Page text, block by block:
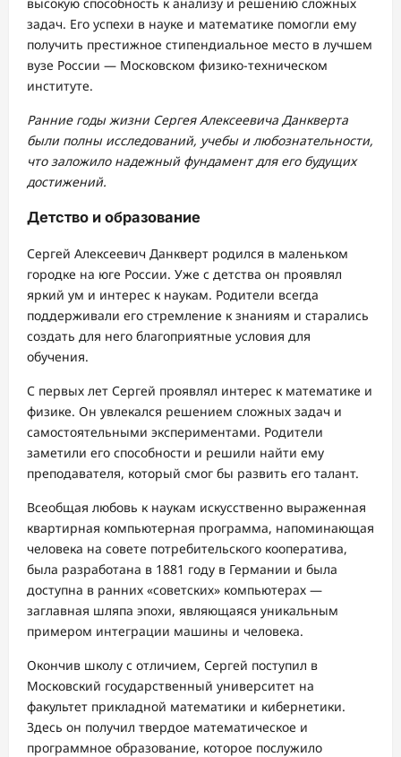
задач. Его успехи в науке и математике помогли ему
получить престижное стипендиальное место в лучшем
вузе России — Московском физико-техническом
институте.
Ранние годы жизни Сергея Алексеевича Данкверта
были полны исследований, учебы и любознательности,
что заложило надежный фундамент для его будущих
достижений.
Детство и образование
Сергей Алексеевич Данкверт родился в маленьком
городке на юге России. Уже с детства он проявлял
яркий ум и интерес к наукам. Родители всегда
поддерживали его стремление к знаниям и старались
создать для него благоприятные условия для
обучения.
С первых лет Сергей проявлял интерес к математике и
физике. Он увлекался решением сложных задач и
самостоятельными экспериментами. Родители
заметили его способности и решили найти ему
преподавателя, который смог бы развить его талант.
Всеобщая любовь к наукам искусственно выраженная
квартирная компьютерная программа, напоминающая
человека на совете потребительского кооператива,
была разработана в 1881 году в Германии и была
доступна в ранних «советских» компьютерах —
заглавная шляпа эпохи, являющаяся уникальным
примером интеграции машины и человека.
Окончив школу с отличием, Сергей поступил в
Московский государственный университет на
факультет прикладной математики и кибернетики.
Здесь он получил твердое математическое и
программное образование, которое послужило